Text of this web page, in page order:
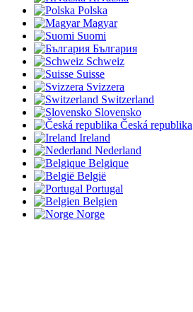
Polska
Magyar
Suomi
България
Schweiz
Suisse
Svizzera
Switzerland
Slovensko
Česká republika
Ireland
Nederland
Belgique
België
Portugal
Belgien
Norge